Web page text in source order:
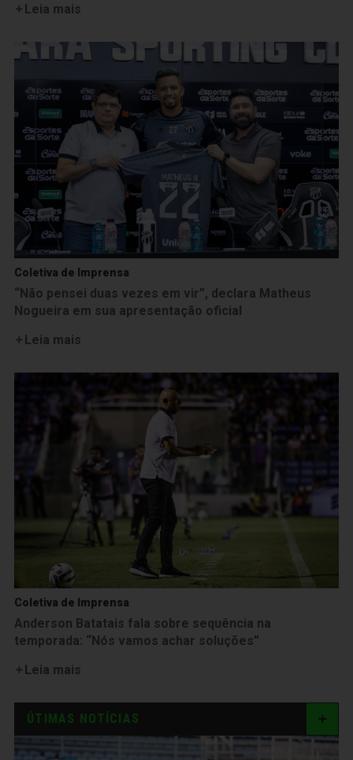
Leia mais
Coletiva de Imprensa
“Não pensei duas vezes em vir”, declara Matheus
Nogueira em sua apresentação oficial
Leia mais
Coletiva de Imprensa
Anderson Batatais fala sobre sequência na
temporada: “Nós vamos achar soluções”
Leia mais
ÚTIMAS NOTÍCIAS